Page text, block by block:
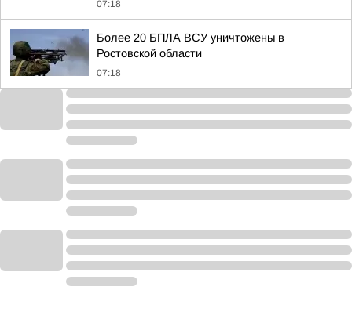
07:18
Более 20 БПЛА ВСУ уничтожены в
Ростовской области
07:18